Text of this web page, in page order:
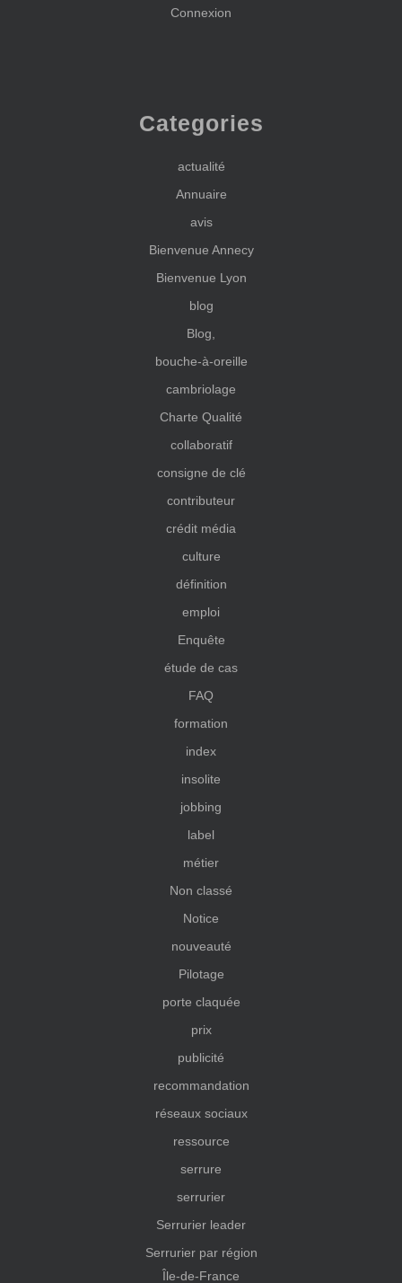
Connexion
Categories
actualité
Annuaire
avis
Bienvenue Annecy
Bienvenue Lyon
blog
Blog,
bouche-à-oreille
cambriolage
Charte Qualité
collaboratif
consigne de clé
contributeur
crédit média
culture
définition
emploi
Enquête
étude de cas
FAQ
formation
index
insolite
jobbing
label
métier
Non classé
Notice
nouveauté
Pilotage
porte claquée
prix
publicité
recommandation
réseaux sociaux
ressource
serrure
serrurier
Serrurier leader
Serrurier par région
Île-de-France